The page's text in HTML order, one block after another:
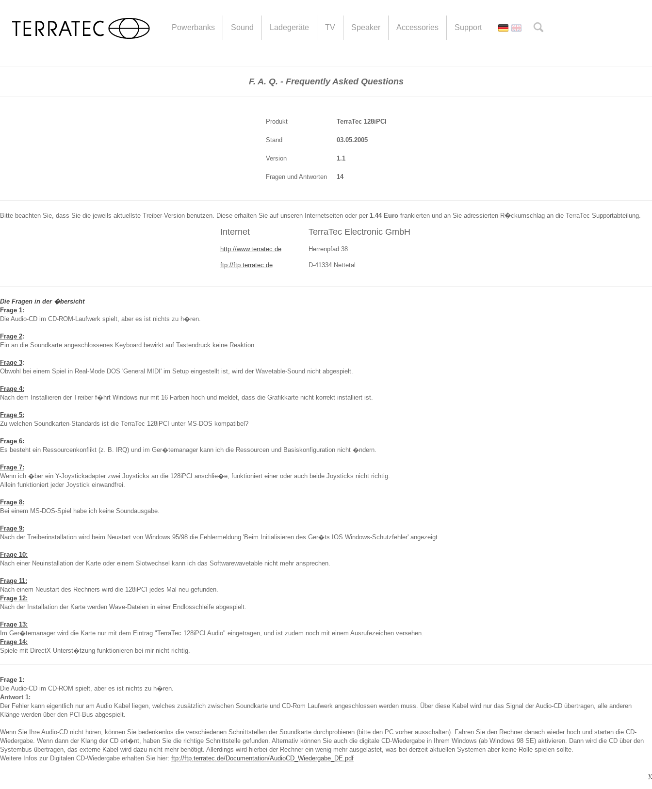
Powerbanks Sound Ladegeräte TV Speaker Accessories Support
F. A. Q. - Frequently Asked Questions
Produkt TerraTec 128iPCI
Stand 03.05.2005
Version 1.1
Fragen und Antworten 14
Bitte beachten Sie, dass Sie die jeweils aktuellste Treiber-Version benutzen. Diese erhalten Sie auf unseren Internetseiten oder per 1.44 Euro frankierten und an Sie adressierten R�ckumschlag an die TerraTec Supportabteilung.
Internet TerraTec Electronic GmbH
http://www.terratec.de Herrenpfad 38
ftp://ftp.terratec.de D-41334 Nettetal
Die Fragen in der �bersicht
Frage 1:
Die Audio-CD im CD-ROM-Laufwerk spielt, aber es ist nichts zu h�ren.
Frage 2:
Ein an die Soundkarte angeschlossenes Keyboard bewirkt auf Tastendruck keine Reaktion.
Frage 3:
Obwohl bei einem Spiel in Real-Mode DOS 'General MIDI' im Setup eingestellt ist, wird der Wavetable-Sound nicht abgespielt.
Frage 4:
Nach dem Installieren der Treiber f�hrt Windows nur mit 16 Farben hoch und meldet, dass die Grafikkarte nicht korrekt installiert ist.
Frage 5:
Zu welchen Soundkarten-Standards ist die TerraTec 128iPCI unter MS-DOS kompatibel?
Frage 6:
Es besteht ein Ressourcenkonflikt (z. B. IRQ) und im Ger�temanager kann ich die Ressourcen und Basiskonfiguration nicht �ndern.
Frage 7:
Wenn ich �ber ein Y-Joystickadapter zwei Joysticks an die 128iPCI anschlie�e, funktioniert einer oder auch beide Joysticks nicht richtig.
Allein funktioniert jeder Joystick einwandfrei.
Frage 8:
Bei einem MS-DOS-Spiel habe ich keine Soundausgabe.
Frage 9:
Nach der Treiberinstallation wird beim Neustart von Windows 95/98 die Fehlermeldung 'Beim Initialisieren des Ger�ts IOS Windows-Schutzfehler' angezeigt.
Frage 10:
Nach einer Neuinstallation der Karte oder einem Slotwechsel kann ich das Softwarewavetable nicht mehr ansprechen.
Frage 11:
Nach einem Neustart des Rechners wird die 128iPCI jedes Mal neu gefunden.
Frage 12:
Nach der Installation der Karte werden Wave-Dateien in einer Endlosschleife abgespielt.
Frage 13:
Im Ger�temanager wird die Karte nur mit dem Eintrag "TerraTec 128iPCI Audio" eingetragen, und ist zudem noch mit einem Ausrufezeichen versehen.
Frage 14:
Spiele mit DirectX Unterst�tzung funktionieren bei mir nicht richtig.
Frage 1:
Die Audio-CD im CD-ROM spielt, aber es ist nichts zu h�ren.
Antwort 1:
Der Fehler kann eigentlich nur am Audio Kabel liegen, welches zusätzlich zwischen Soundkarte und CD-Rom Laufwerk angeschlossen werden muss. Über diese Kabel wird nur das Signal der Audio-CD übertragen, alle anderen
Klänge werden über den PCI-Bus abgespielt.
Wenn Sie Ihre Audio-CD nicht hören, können Sie bedenkenlos die verschiedenen Schnittstellen der Soundkarte durchprobieren (bitte den PC vorher ausschalten). Fahren Sie den Rechner danach wieder hoch und starten die CD-
Wiedergabe. Wenn dann der Klang der CD ert�nt, haben Sie die richtige Schnittstelle gefunden. Alternativ können Sie auch die digitale CD-Wiedergabe in Ihrem Windows (ab Windows 98 SE) aktivieren. Dann wird die CD über den
Systembus übertragen, das externe Kabel wird dazu nicht mehr benötigt. Allerdings wird hierbei der Rechner ein wenig mehr ausgelastet, was bei derzeit aktuellen Systemen aber keine Rolle spielen sollte.
Weitere Infos zur Digitalen CD-Wiedergabe erhalten Sie hier: ftp://ftp.terratec.de/Documentation/AudioCD_Wiedergabe_DE.pdf
y